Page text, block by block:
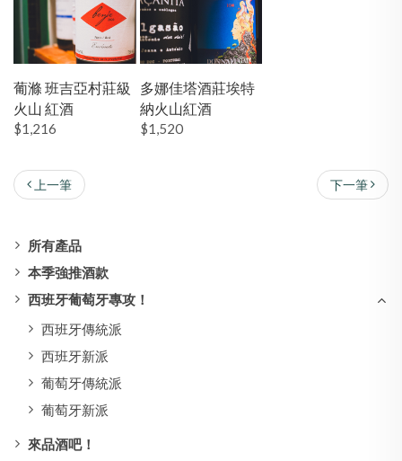
所有產品
本季強推酒款
西班牙葡萄牙專攻！
西班牙傳統派
西班牙新派
葡萄牙傳統派
葡萄牙新派
來品酒吧！
葡滌 班吉亞村莊級
火山 紅酒
$1,216
多娜佳塔酒莊埃特
納火山紅酒
$1,520
下一筆
上一筆